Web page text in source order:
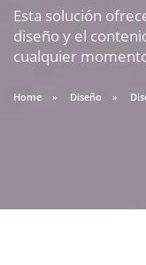
Esta solución
diseño y el
cualquier
Home Diseño